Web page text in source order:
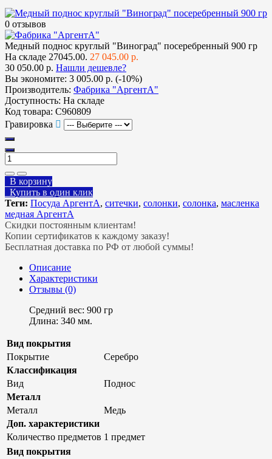
0 отзывов
Медный поднос круглый "Виноград" посеребренный 900 гр
На складе 27045.00. 27 045.00 р.
30 050.00 р. Нашли дешевле?
Вы экономите: 3 005.00 р. (-10%)
Производитель: Фабрика "АргентА"
Доступность: На складе
Код товара: С960809
Гравировка
В корзину
Купить в один клик
Теги: Посуда АргентА, ситечки, солонки, солонка, масленка
медная АргентА
Скидки постоянным клиентам!
Копии сертификатов к каждому заказу!
Бесплатная доставка по РФ от любой суммы!
Описание
Характеристики
Отзывы (0)
Средний вес: 900 гр
Длина: 340 мм.
Вид покрытия
Покрытие
Серебро
Классификация
Вид
Поднос
Металл
Металл
Медь
Доп. характеристики
Количество предметов 1 предмет
Вид покрытия